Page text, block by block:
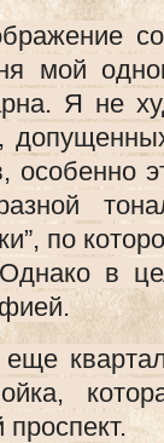
мой
Я не
особенно
по
в
проспект.